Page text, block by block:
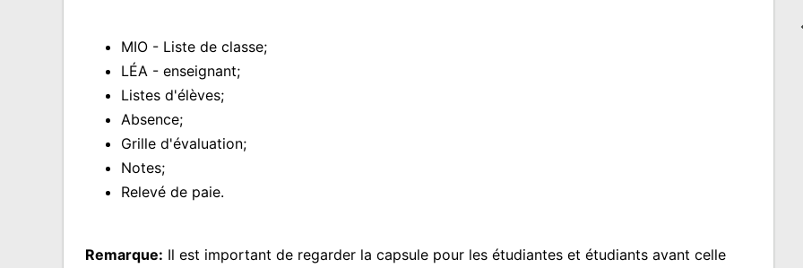
MIO - Liste de classe;
LÉA - enseignant;
Listes d'élèves;
Absence;
Grille d'évaluation;
Notes;
Relevé de paie.
Remarque: Il est important de regarder la capsule pour les étudiantes et étudiants avant celle